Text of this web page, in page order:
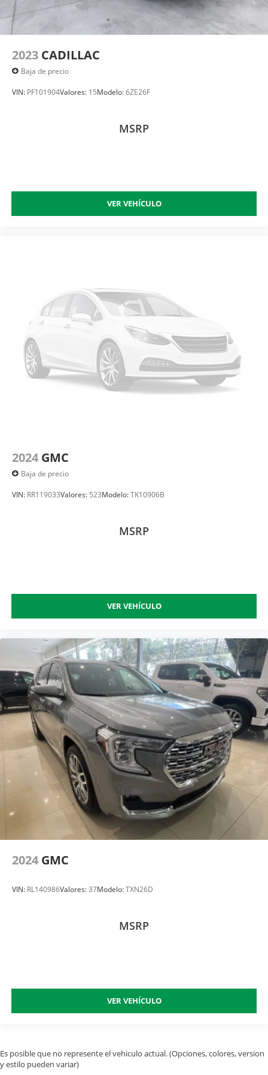
2023 CADILLAC
Baja de precio
VIN: PF101904Valores: 15Modelo:6ZE26F
MSRP
VER VEHÍCULO
2024 GMC
Baja de precio
VIN: RR119033Valores: 523Modelo:TK10906B
MSRP
VER VEHÍCULO
2024 GMC
VIN: RL140986Valores:37Modelo:TXN26D
MSRP
VER VEHÍCULO
Es posible que no represente el vehiculo actual. (Opciones, colores, version
y estilo pueden variar)